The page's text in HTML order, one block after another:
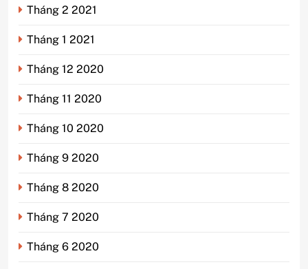
Tháng 2 2021
Tháng 1 2021
Tháng 12 2020
Tháng 11 2020
Tháng 10 2020
Tháng 9 2020
Tháng 8 2020
Tháng 7 2020
Tháng 6 2020